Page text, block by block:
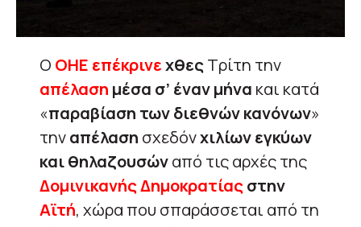
Ο ΟΗΕ επέκρινεχθεςΤρίτη την
απέλαση μέσα σ’ έναν μήνα και κατά
«παραβίαση των διεθνών κανόνων»
τηναπέλαση σχεδόνχιλίων εγκύων
και θηλαζουσώναπό τις αρχές της
Δομινικανής Δημοκρατίαςστην
Αϊτή, χώρα που σπαράσσεται από τη